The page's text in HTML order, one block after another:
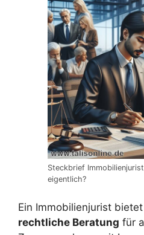
Steckbrief
eigentlich?
Ein Immobilienjurist
rechtliche Beratung für